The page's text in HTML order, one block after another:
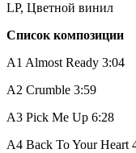
LP, Цветной винил
Список композиции
A1 Almost Ready 3:04
A2 Crumble 3:59
A3 Pick Me Up 6:28
A4 Back To Your Heart